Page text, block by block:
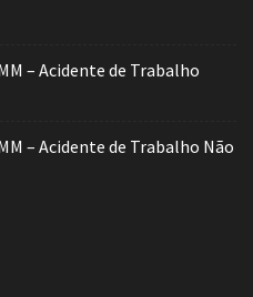
– Acidente de Trabalho
– Acidente de Trabalho Não